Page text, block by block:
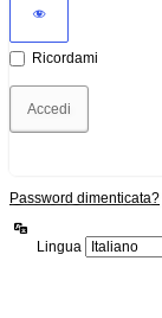
Ricordami
Password dimenticata?
Lingua